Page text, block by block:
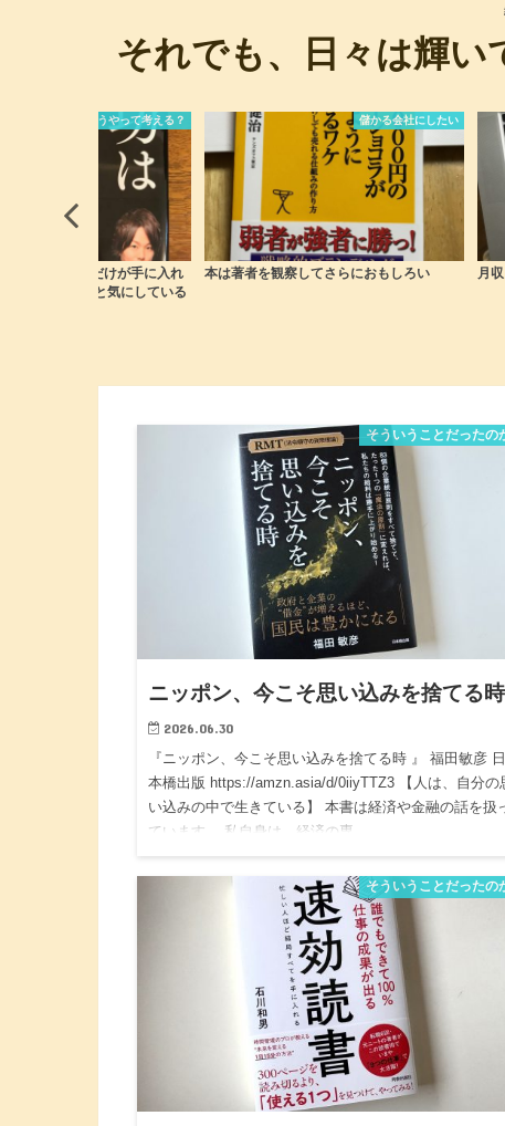
それでも、日々は輝い
儲かる会社にしたい
察してさらにおもしろい
儲かる会社にしたい
月収５万円プラスをめざす「幸せな副業」 「
そういうことだったの
ニッポン、今こそ思い込みを捨てる時
2026.06.30
『ニッポン、今こそ思い込みを捨てる時 』 福田敏彦 日
本橋出版 https://amzn.asia/d/0iiyTTZ3 【人は、自分の
い込みの中で生きている】 本書は経済や金融の話を扱
ています。 私自身は、経済の専…
そういうことだったの